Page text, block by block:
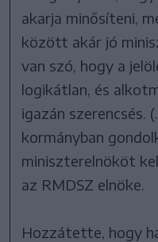
akarja minősíteni,
között akár jó
van szó, hogy a
logikátlan, és
igazán szerencsés.
kormányban
miniszterelnököt
az RMDSZ elnöke.
Hozzátette, hogy